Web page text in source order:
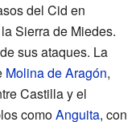
del Cid en
Sierra de Miedes.
sus ataques. La
Molina de Aragón,
Castilla y el
comoAnguita, con